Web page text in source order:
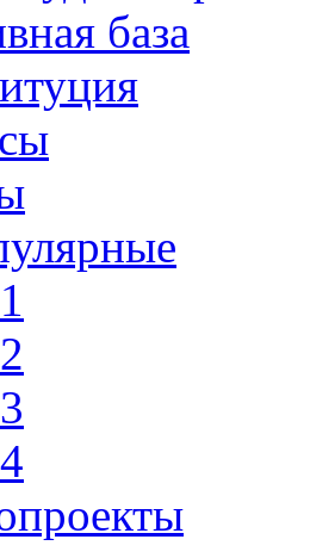
база